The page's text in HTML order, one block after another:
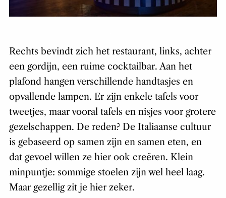
Rechts bevindt zich het restaurant, links, achter
een gordijn, een ruime cocktailbar. Aan het
plafond hangen verschillende handtasjes en
opvallende lampen. Er zijn enkele tafels voor
tweetjes, maar vooral tafels en nisjes voor grotere
gezelschappen. De reden? De Italiaanse cultuur
is gebaseerd op samen zijn en samen eten, en
dat gevoel willen ze hier ook creëren. Klein
minpuntje: sommige stoelen zijn wel heel laag.
Maar gezellig zit je hier zeker.